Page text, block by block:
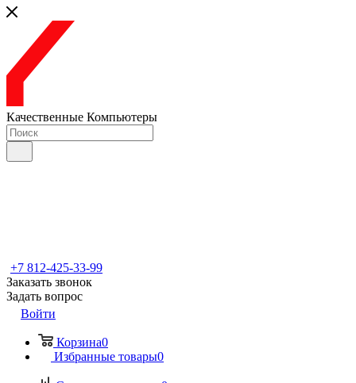
Качественные Компьютеры
+7 812-425-33-99
Заказать звонок
Задать вопрос
Войти
Корзина0
Избранные товары0